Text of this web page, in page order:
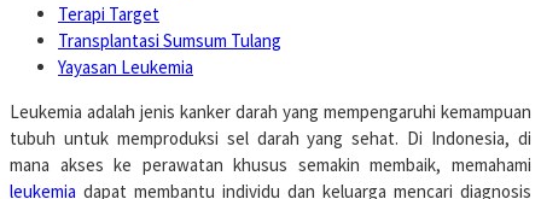
Terapi Target
Transplantasi Sumsum Tulang
Yayasan Leukemia
Leukemia adalah jenis kanker darah yang mempengaruhi kemampuan
tubuh untuk memproduksi sel darah yang sehat. Di Indonesia, di
mana akses ke perawatan khusus semakin membaik, memahami
leukemia dapat membantu individu dan keluarga mencari diagnosis